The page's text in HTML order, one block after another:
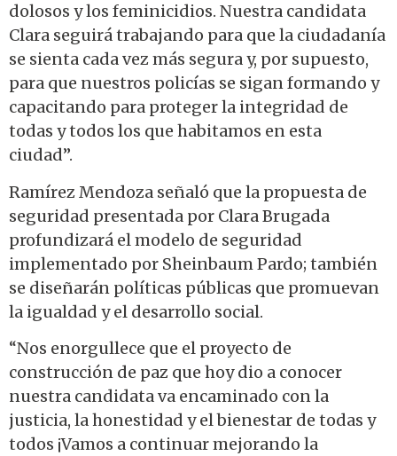
dolosos y los feminicidios. Nuestra candidata
Clara seguirá trabajando para que la ciudadanía
se sienta cada vez más segura y, por supuesto,
para que nuestros policías se sigan formando y
capacitando para proteger la integridad de
todas y todos los que habitamos en esta
ciudad”.
Ramírez Mendoza señaló que la propuesta de
seguridad presentada por Clara Brugada
profundizará el modelo de seguridad
implementado por Sheinbaum Pardo; también
se diseñarán políticas públicas que promuevan
la igualdad y el desarrollo social.
“Nos enorgullece que el proyecto de
construcción de paz que hoy dio a conocer
nuestra candidata va encaminado con la
justicia, la honestidad y el bienestar de todas y
todos ¡Vamos a continuar mejorando la